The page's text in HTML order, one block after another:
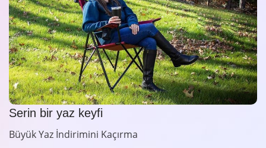
Serin bir yaz keyfi
Büyük Yaz İndirimini Kaçırma